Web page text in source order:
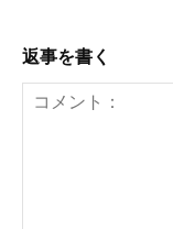
返事を書く